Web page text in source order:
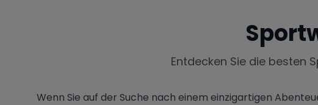
Entdecken Sie die besten
Wenn Sie auf der Suche nach einem einzigartigen